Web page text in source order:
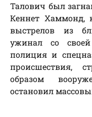
Талович был
Кеннет Хаммонд,
выстрелов из
ужинал со
полиция и
происшествия,
образом
остановил